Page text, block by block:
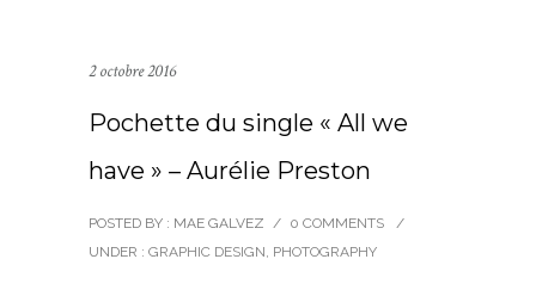
2 octobre 2016
Pochette du single « All we
have » – Aurélie Preston
POSTED BY : MAE GALVEZ / 0 COMMENTS
/
UNDER : GRAPHIC DESIGN, PHOTOGRAPHY